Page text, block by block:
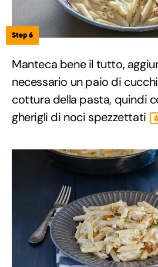
Step 6
Manteca bene il tutto,
necessario un paio di
cottura della pasta, quindi
gherigli di noci spezzettati
6